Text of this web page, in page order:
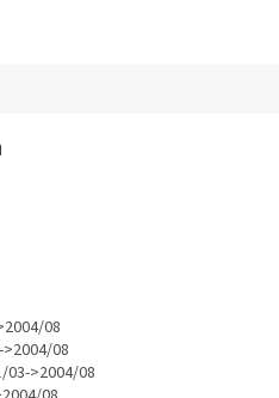
08
>2004/08
03->2004/08